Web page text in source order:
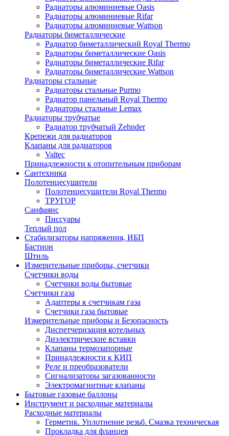
Радиаторы алюминиевые Oasis
Радиаторы алюминиевые Rifar
Радиаторы алюминиевые Wattson
Радиаторы биметаллические
Радиатор биметаллический Royal Thermo
Радиаторы биметаллические Oasis
Радиаторы биметаллические Rifar
Радиаторы биметаллические Wattson
Радиаторы стальные
Радиаторы стальные Purmo
Радиатор панельный Royal Thermo
Радиаторы стальные Lemax
Радиаторы трубчатые
Радиатор трубчатый Zehnder
Крепежи для радиаторов
Клапаны для радиаторов
Valtec
Принадлежности к отопительным приборам
Сантехника
Полотенцесушители
Полотенцесушители Royal Thermo
ТРУГОР
Санфаянс
Писсуары
Теплый пол
Стабилизаторы напряжения, ИБП
Бастион
Штиль
Измерительные приборы, счетчики
Счетчики воды
Счетчики воды бытовые
Счетчики газа
Адаптеры к счетчикам газа
Счетчики газа бытовые
Измерительные приборы и Безопасность
Диспетчеризация котельных
Диэлектрические вставки
Клапаны термозапорные
Принадлежности к КИП
Реле и преобразователи
Сигнализаторы загазованности
Электромагнитные клапаны
Бытовые газовые баллоны
Инструмент и расходные материалы
Расходные материалы
Герметик. Уплотнение резьб. Смазка техническая
Прокладка для фланцев